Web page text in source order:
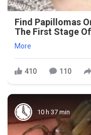
Find Papillomas
The First Stage
More
410 110
10 h 37 min